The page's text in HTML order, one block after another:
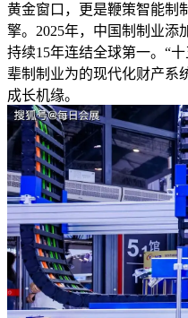
黄金窗口，更是鞭策智能制
擎。2025年，中国制制业添
持续15年连结全球第一。“
辈制制业为的现代化财产系
成长机缘。